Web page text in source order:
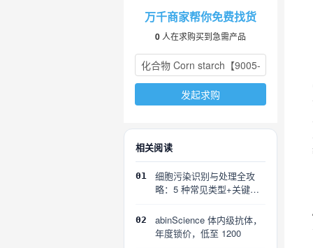
万千商家帮你免费找货
0 人在求购买到急需产品
发起求购
相关阅读
01
细胞污染识别与处理全攻
略：5 种常见类型+关键误
02
abinScience 体内级抗体，
年度锁价，低至 1200